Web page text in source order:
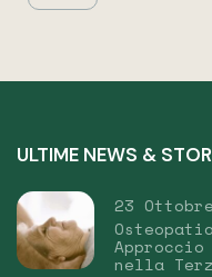
ULTIME NEWS &
23
nella